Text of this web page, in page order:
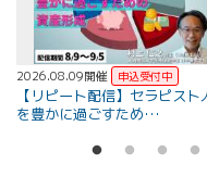
2026.08.09開催
【リピート配信】セラピスト
を豊かに過ごすため…